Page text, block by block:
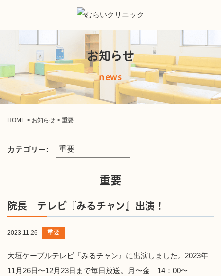
お知らせ
news
HOME > お知らせ > 重要
カテゴリー:
重要
院長 テレビ『みるチャン』出演！
2023.11.26 重要
大垣ケーブルテレビ『みるチャン』に出演しました。2023年
11月26日〜12月23日まで毎日放送。月〜金 14：00〜